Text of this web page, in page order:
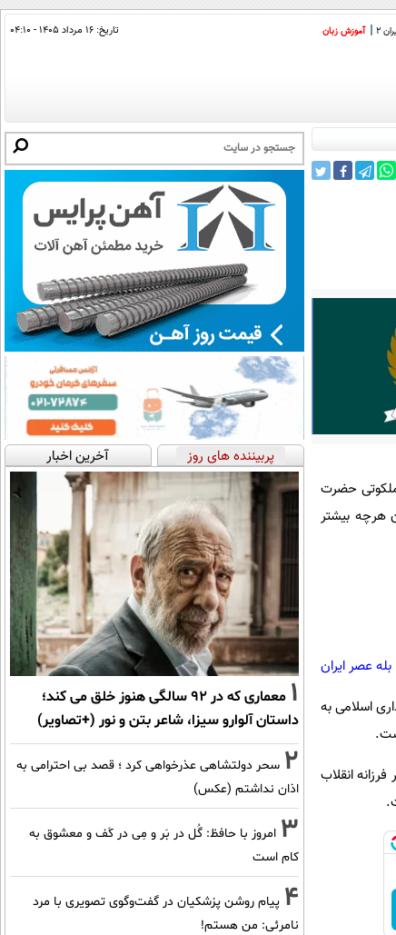
2 آموزش زبان تاریخ: ۱۶ مرداد ۱۴۰۵ - ۰۴:۱۰
سالگرد قیام تاریخی ۱۵ خرداد و ارتحال ملکوتی حضرت
هرچه بیشتر
بله عصر ایران
اسلامی به
انقلاب
پربیننده های روز آخرین اخبار
1
معماری که در 92 سالگی هنوز خلق می کند؛
داستان آلوارو سیزا، شاعر بتن و نور (+تصاویر)
2 سحر دولتشاهی عذرخواهی کرد ؛ قصد بی احترامی به
اذان نداشتم (عکس)
3 امروز با حافظ: گُل در بَر و مِی در کَف و معشوق به
کام است
4 پیام روشن پزشکیان در گفت‌و‌گوی تصویری با مرد
نامرئی: من هستم!